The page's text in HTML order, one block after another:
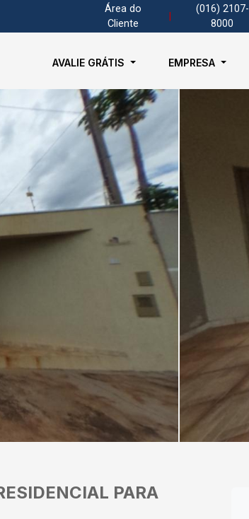
Área do
Cliente
(016) 2107-
8000
AVALIE GRÁTIS EMPRESA
PARA